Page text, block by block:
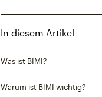
In diesem Artikel
Was ist BIMI?
Warum ist BIMI wichtig?